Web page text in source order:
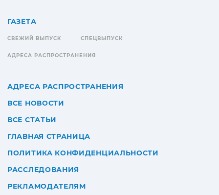
ГАЗЕТА
СВЕЖИЙ ВЫПУСК СПЕЦВЫПУСК
АДРЕСА РАСПРОСТРАНЕНИЯ
АДРЕСА РАСПРОСТРАНЕНИЯ
ВСЕ НОВОСТИ
ВСЕ СТАТЬИ
ГЛАВНАЯ СТРАНИЦА
ПОЛИТИКА КОНФИДЕНЦИАЛЬНОСТИ
РАССЛЕДОВАНИЯ
РЕКЛАМОДАТЕЛЯМ